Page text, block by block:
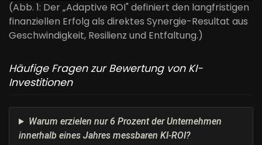
(Abb. 1: Der „Adaptive ROI" definiert den langfristigen
finanziellen Erfolg als direktes Synergie-Resultat aus
Geschwindigkeit, Resilienz und Entfaltung.)
Häufige Fragen zur Bewertung von KI-
Investitionen
Warum erzielen nur 6 Prozent der Unternehmen
innerhalb eines Jahres messbaren KI-ROI?